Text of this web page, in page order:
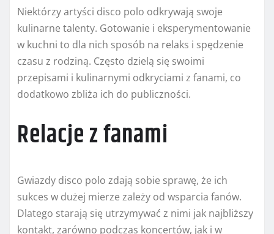
Niektórzy artyści disco polo odkrywają swoje
kulinarne talenty. Gotowanie i eksperymentowanie
w kuchni to dla nich sposób na relaks i spędzenie
czasu z rodziną. Często dzielą się swoimi
przepisami i kulinarnymi odkryciami z fanami, co
dodatkowo zbliża ich do publiczności.
Relacje z fanami
Gwiazdy disco polo zdają sobie sprawę, że ich
sukces w dużej mierze zależy od wsparcia fanów.
Dlatego starają się utrzymywać z nimi jak najbliższy
kontakt, zarówno podczas koncertów, jak i w